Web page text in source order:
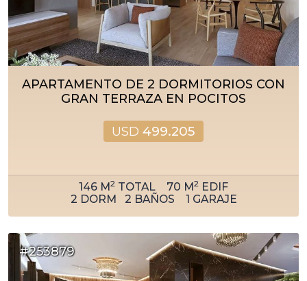
APARTAMENTO DE 2 DORMITORIOS CON
GRAN TERRAZA EN POCITOS
USD 499.205
146 M2 TOTAL 70 M2 EDIF
2 DORM 2 BAÑOS 1 GARAJE
#253879